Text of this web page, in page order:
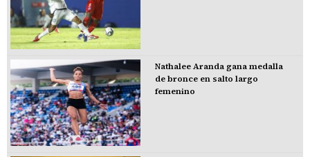
Nathalee Aranda gana medalla
de bronce en salto largo
femenino